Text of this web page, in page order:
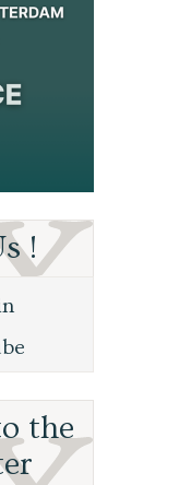
!
the